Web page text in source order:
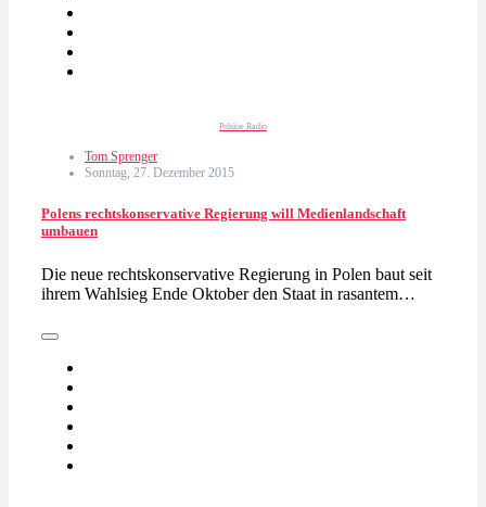
Polskie Radio
Tom Sprenger
Sonntag, 27. Dezember 2015
Polens rechtskonservative Regierung will Medienlandschaft
umbauen
Die neue rechtskonservative Regierung in Polen baut seit
ihrem Wahlsieg Ende Oktober den Staat in rasantem…